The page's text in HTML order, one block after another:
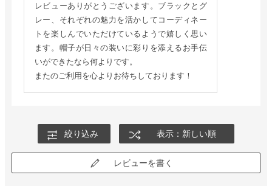
レビューありがとうございます。ブラックとグ
レー、それぞれの魅力を活かしてコーディネー
トを楽しんでいただけているようで嬉しく思い
ます。帽子が日々の装いに彩りを添えるお手伝
いができたなら何よりです。
またのご利用を心よりお待ちしております！
絞り込み 表示：新しい順
レビューを書く